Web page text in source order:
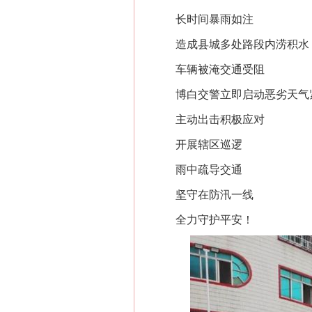
长时间暴雨如注
造成县城多处路段内涝积水
车辆被淹交通受阻
博白交警立即启动恶劣天气
主动出击积极应对
开展辖区巡逻
雨中疏导交通
坚守在防汛一线
全力守护平安！